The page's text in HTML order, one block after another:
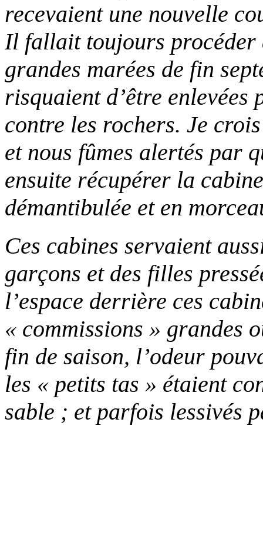
recevaient une nouvelle
Il fallait toujours procéder
grandes marées de fin
risquaient d’être enlevées
contre les rochers. Je
et nous fûmes alertés par
ensuite récupérer la
démantibulée et en
Ces cabines servaient
garçons et des filles
l’espace derrière ces
« commissions » grandes
fin de saison, l’odeur
les « petits tas » étaient
sable ; et parfois lessivés